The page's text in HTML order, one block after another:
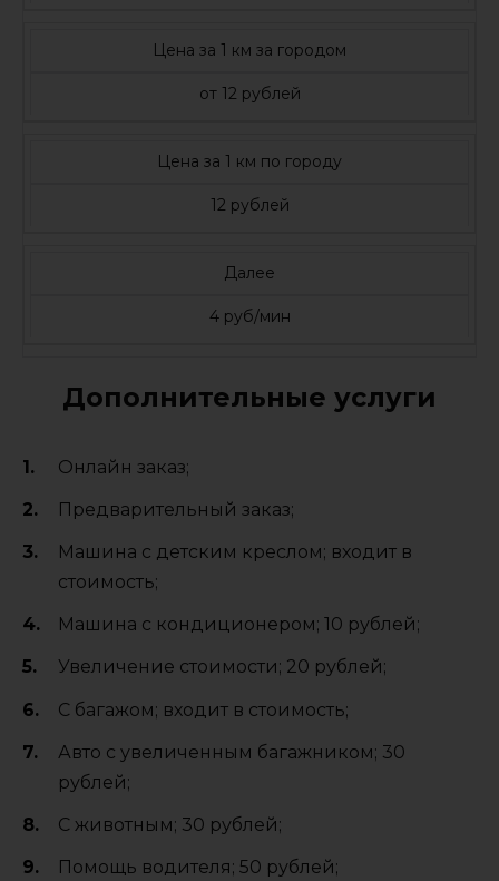
Цена за 1 км за городом
от 12 рублей
Цена за 1 км по городу
12 рублей
Далее
4 руб/мин
Дополнительные услуги
Онлайн заказ;
Предварительный заказ;
Машина с детским креслом; входит в
стоимость;
Машина с кондиционером; 10 рублей;
Увеличение стоимости; 20 рублей;
C багажом; входит в стоимость;
Авто с увеличенным багажником; 30
рублей;
С животным; 30 рублей;
Помощь водителя; 50 рублей;